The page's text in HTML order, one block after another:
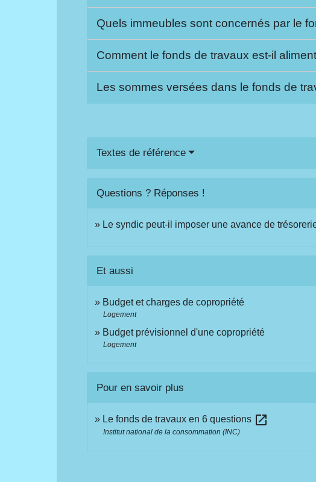
Quels immeubles sont concernés par le
Comment le fonds de travaux est-il
Les sommes versées dans le fonds de
Textes de référence
Questions ? Réponses !
Le syndic peut-il imposer une avance de
Et aussi
Budget et charges de copropriété
Logement
Budget prévisionnel d'une copropriété
Logement
Pour en savoir plus
Le fonds de travaux en 6 questions open_in_new
Institut national de la consommation (INC)